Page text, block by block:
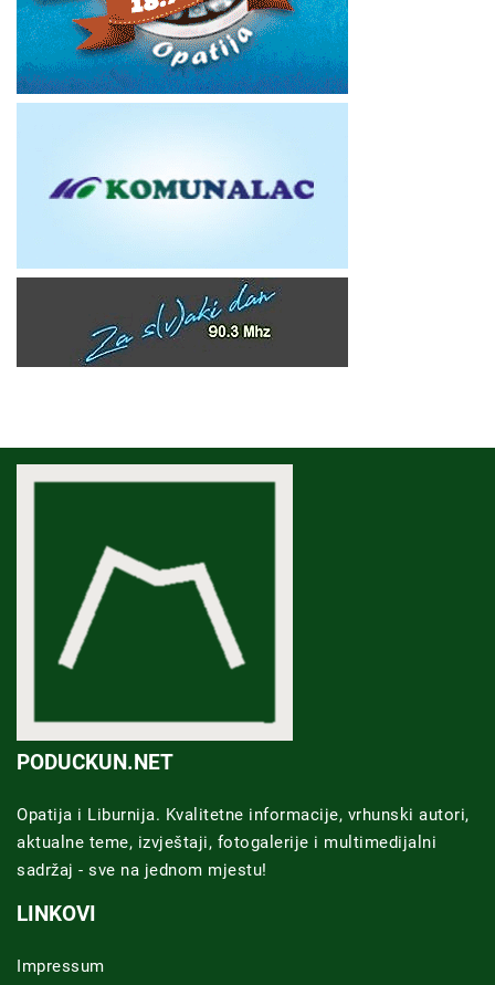
PODUCKUN.NET
Opatija i Liburnija. Kvalitetne informacije, vrhunski autori,
aktualne teme, izvještaji, fotogalerije i multimedijalni
sadržaj - sve na jednom mjestu!
LINKOVI
Impressum